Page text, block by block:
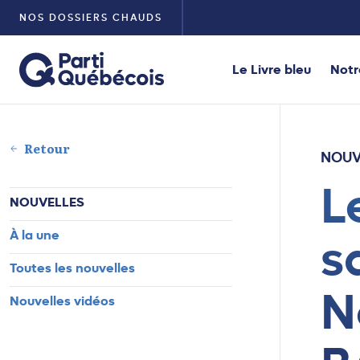
NOS DOSSIERS CHAUDS
Le Livre bleu
Retour
NOUVELLES
À la une
Toutes les nouvelles
Nouvelles vidéos